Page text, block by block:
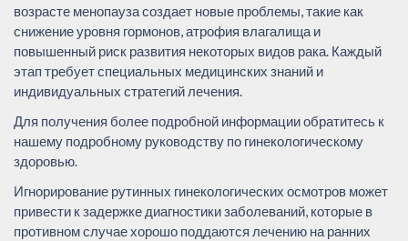
возрасте менопауза создает новые проблемы, такие как
снижение уровня гормонов, атрофия влагалища и
повышенный риск развития некоторых видов рака. Каждый
этап требует специальных медицинских знаний и
индивидуальных стратегий лечения.
Для получения более подробной информации обратитесь к
нашему подробному руководству по гинекологическому
здоровью.
Игнорирование рутинных гинекологических осмотров может
привести к задержке диагностики заболеваний, которые в
противном случае хорошо поддаются лечению на ранних